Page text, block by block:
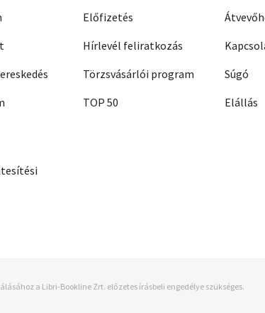
Előfizetés
Hírlevél feliratkozás
Törzsvásárlói program
TOP 50
Súgó
Elállás
a Libri-Bookline Zrt. előzetes írásbeli engedélye szükséges.